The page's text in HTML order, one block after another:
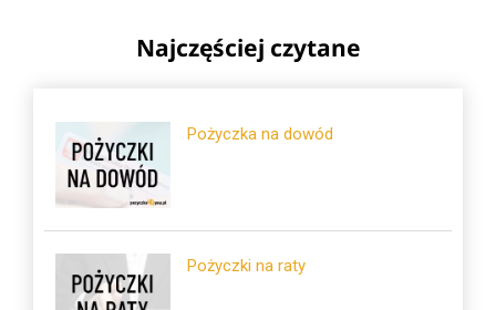
Najczęściej czytane
Pożyczka na dowód
Pożyczki na raty